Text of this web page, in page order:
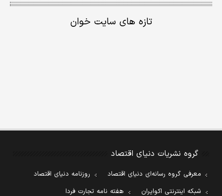
تازه های سایت خوان
گروه نشریات دنیای اقتصاد
معرفی گروه رسانه‌ای دنیای اقتصاد
روزنامه دنیای اقتصاد
شبکه اینترنتی اکوایران
هفته نامه تجارت فردا